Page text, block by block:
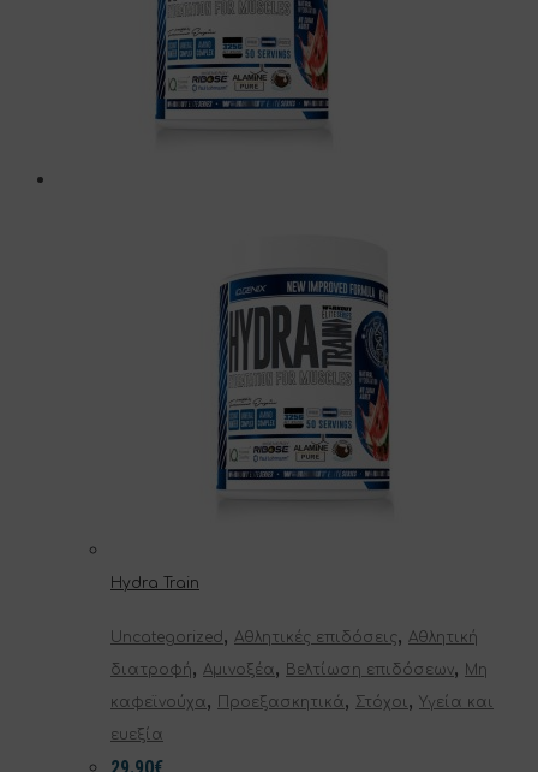
Hydra Train
Uncategorized, Αθλητικές επιδόσεις, Αθλητική
διατροφή, Αμινοξέα , Βελτίωση επιδόσεων, Μη
καφεϊνούχα , Προεξασκητικά , Στόχοι , Υγεία και
ευεξία